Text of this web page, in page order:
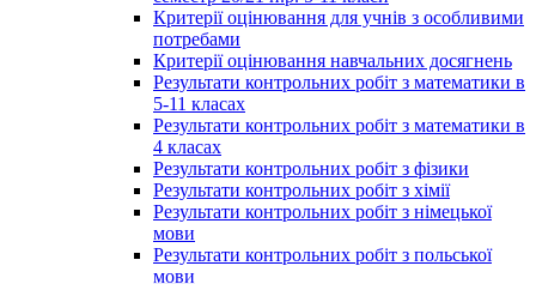
Критерії оцінювання для учнів з особливими
потребами
Критерії оцінювання навчальних досягнень
Результати контрольних робіт з математики в
5-11 класах
Результати контрольних робіт з математики в
4 класах
Результати контрольних робіт з фізики
Результати контрольних робіт з хімії
Результати контрольних робіт з німецької
мови
Результати контрольних робіт з польської
мови